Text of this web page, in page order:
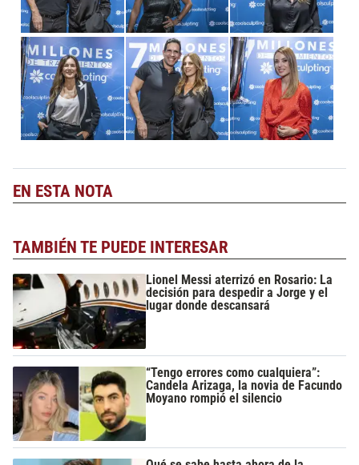
EN ESTA NOTA
TAMBIÉN TE PUEDE INTERESAR
Lionel Messi aterrizó en Rosario: La
decisión para despedir a Jorge y el
lugar donde descansará
“Tengo errores como cualquiera”:
Candela Arizaga, la novia de Facundo
Moyano rompió el silencio